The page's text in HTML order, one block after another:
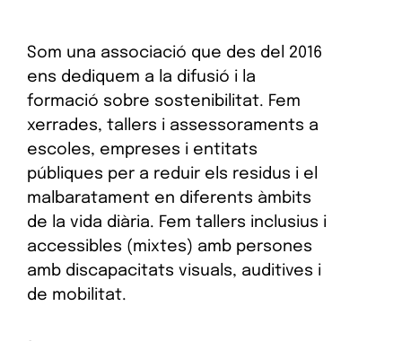
Som una associació que des del 2016
ens dediquem a la difusió i la
formació sobre sostenibilitat. Fem
xerrades, tallers i assessoraments a
escoles, empreses i entitats
públiques per a reduir els residus i el
malbaratament en diferents àmbits
de la vida diària. Fem tallers inclusius i
accessibles (mixtes) amb persones
amb discapacitats visuals, auditives i
de mobilitat.